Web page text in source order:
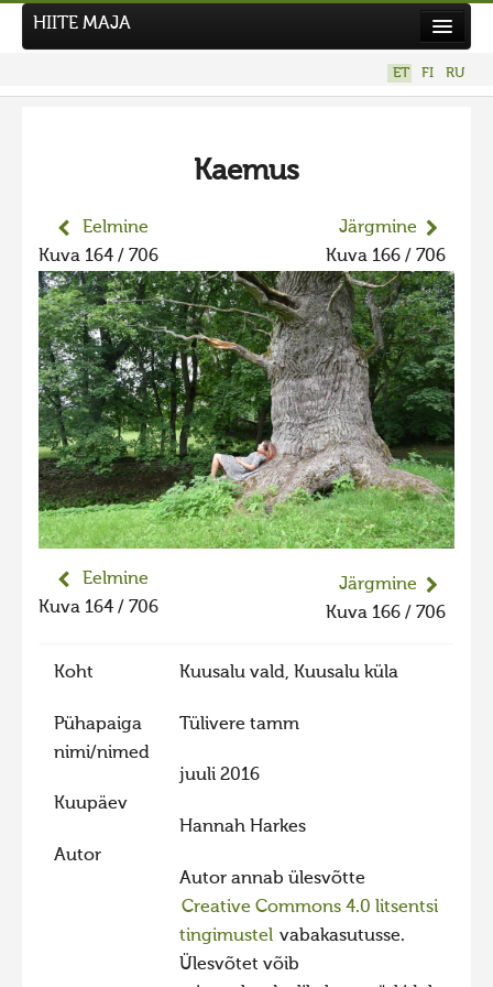
Uudised
Tegutse
Kuvavõistlused
UUS KUVAVÕISTLUS
Hiite kuvavõistlus 2026
VANEMAD KUVAVÕISTLUSED
Hiite kuvavõistlus 2025
Hiite kuvavõistlus 2025 lisa
Liikuvad kuvad 2025
Hiite kuvavõistlus 2023
Liikuvad kuvad 2023
Hiite kuvavõistlus 2022
Hiite kuvavõistlus 2022 lisa
Liikuvad kuvad 2022
Hiite kuvavõistlus 2021
Hiite kuvavõistlus 2021 lisa
HIITE MAJA
ET FI RU
Kaemus
Eelmine
Kuva 164 / 706
Järgmine
Kuva 166 / 706
Eelmine
Kuva 164 / 706
Järgmine
Kuva 166 / 706
Koht Kuusalu vald, Kuusalu küla
Pühapaiga
nimi/nimed
Tülivere tamm
Kuupäev
juuli 2016
Autor
Hannah Harkes
Autor annab ülesvõtte
Creative Commons 4.0 litsentsi
tingimustel vabakasutusse.
Ülesvõtet võib